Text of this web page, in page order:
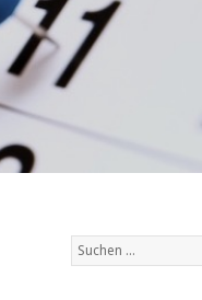
Suchen
nach: